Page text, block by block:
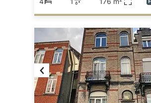
Previous